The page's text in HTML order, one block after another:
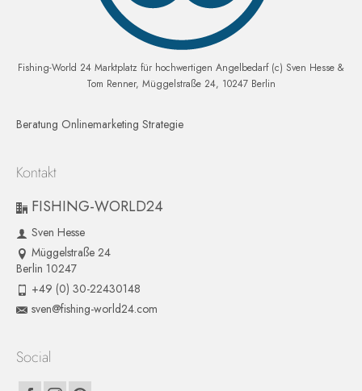
Fishing-World 24 Marktplatz für hochwertigen Angelbedarf (c) Sven Hesse &
Tom Renner, Müggelstraße 24, 10247 Berlin
Beratung Onlinemarketing Strategie
Kontakt
FISHING-WORLD24
Sven Hesse
Müggelstraße 24
Berlin 10247
+49 (0) 30-22430148
sven@fishing-world24.com
Social